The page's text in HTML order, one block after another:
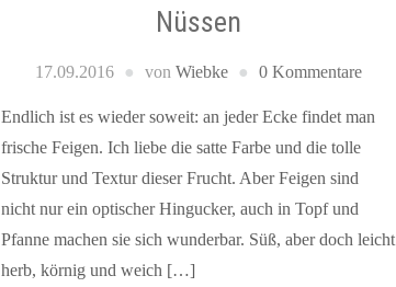
Nüssen
17.09.2016 von Wiebke 0 Kommentare
Endlich ist es wieder soweit: an jeder Ecke findet man
frische Feigen. Ich liebe die satte Farbe und die tolle
Struktur und Textur dieser Frucht. Aber Feigen sind
nicht nur ein optischer Hingucker, auch in Topf und
Pfanne machen sie sich wunderbar. Süß, aber doch leicht
herb, körnig und weich […]